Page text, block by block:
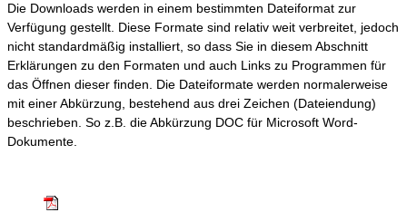
Die Downloads werden in einem bestimmten Dateiformat zur
Verfügung gestellt. Diese Formate sind relativ weit verbreitet, jedoch
nicht standardmäßig installiert, so dass Sie in diesem Abschnitt
Erklärungen zu den Formaten und auch Links zu Programmen für
das Öffnen dieser finden. Die Dateiformate werden normalerweise
mit einer Abkürzung, bestehend aus drei Zeichen (Dateiendung)
beschrieben. So z.B. die Abkürzung DOC für Microsoft Word-
Dokumente.